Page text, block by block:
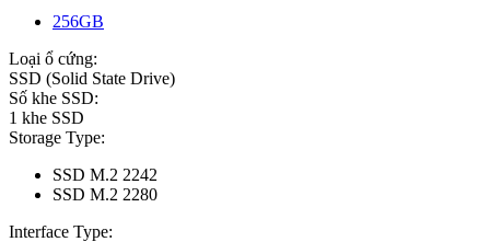
256GB
Loại ổ cứng:
SSD (Solid State Drive)
Số khe SSD:
1 khe SSD
Storage Type:
SSD M.2 2242
SSD M.2 2280
Interface Type: